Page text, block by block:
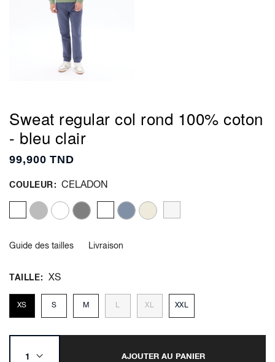
Sweat regular col rond 100% coton
- bleu clair
99,900 TND
COULEUR CELADON
Guide des tailles Livraison
TAILLE XS
XS S M L XL XXL
AJOUTER AU PANIER